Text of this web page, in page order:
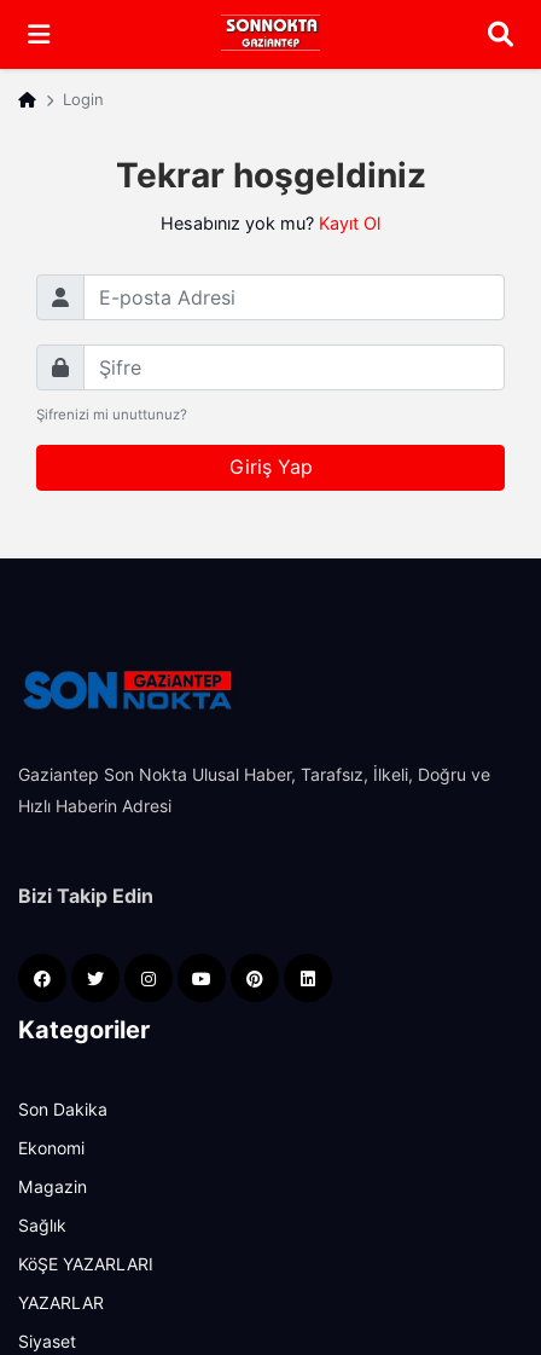
Arama
Login
Tekrar hoşgeldiniz
Hesabınız yok mu? Kayıt Ol
E-posta Adresi
Şifre
Şifrenizi mi unuttunuz?
Giriş Yap
Gaziantep Son Nokta Ulusal Haber, Tarafsız, İlkeli, Doğru ve
Hızlı Haberin Adresi
Bizi Takip Edin
Kategoriler
Son Dakika
Ekonomi
Magazin
Sağlık
KöŞE YAZARLARI
YAZARLAR
Siyaset